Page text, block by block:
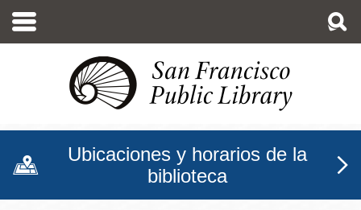
contenido
Ubicaciones y horarios de la
biblioteca